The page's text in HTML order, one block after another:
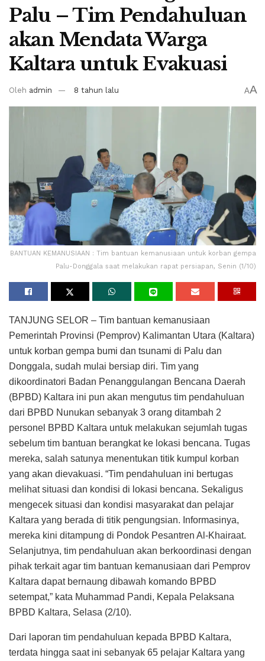
Palu – Tim Pendahuluan
akan Mendata Warga
Kaltara untuk Evakuasi
Oleh admin 8 tahun lalu AA
BANTUAN KEMANUSIAAN : Tim bantuan kemanusiaan untuk korban gempa
Palu-Donggala saat melakukan rapat persiapan, Senin (1/10)
TANJUNG SELOR – Tim bantuan kemanusiaan
Pemerintah Provinsi (Pemprov) Kalimantan Utara (Kaltara)
untuk korban gempa bumi dan tsunami di Palu dan
Donggala, sudah mulai bersiap diri. Tim yang
dikoordinatori Badan Penanggulangan Bencana Daerah
(BPBD) Kaltara ini pun akan mengutus tim pendahuluan
dari BPBD Nunukan sebanyak 3 orang ditambah 2
personel BPBD Kaltara untuk melakukan sejumlah tugas
sebelum tim bantuan berangkat ke lokasi bencana. Tugas
mereka, salah satunya menentukan titik kumpul korban
yang akan dievakuasi. “Tim pendahuluan ini bertugas
melihat situasi dan kondisi di lokasi bencana. Sekaligus
mengecek situasi dan kondisi masyarakat dan pelajar
Kaltara yang berada di titik pengungsian. Informasinya,
mereka kini ditampung di Pondok Pesantren Al-Khairaat.
Selanjutnya, tim pendahuluan akan berkoordinasi dengan
pihak terkait agar tim bantuan kemanusiaan dari Pemprov
Kaltara dapat bernaung dibawah komando BPBD
setempat,” kata Muhammad Pandi, Kepala Pelaksana
BPBD Kaltara, Selasa (2/10).
Dari laporan tim pendahuluan kepada BPBD Kaltara,
terdata hingga saat ini sebanyak 65 pelajar Kaltara yang